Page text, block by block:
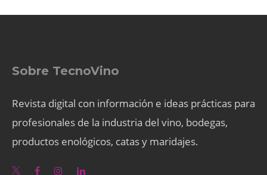
Sobre TecnoVino
Revista digital con información e ideas prácticas para
profesionales de la industria del vino, bodegas,
productos enológicos, catas y maridajes.